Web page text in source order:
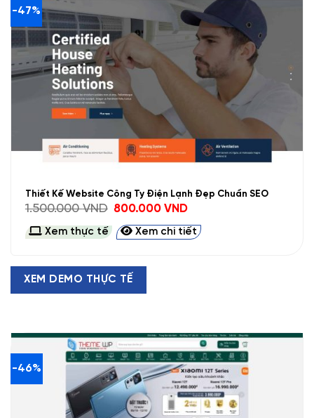
-47%
Thiết Kế Website Công Ty Điện Lạnh Đẹp Chuẩn SEO
1.500.000VND
Giá
gốc
là:
1.500.000 VND.
800.000VNDGiá
tại
là:
800.000 VND.
Xem thực tế Xem chi tiết
XEM DEMO THỰC TẾ
-46%